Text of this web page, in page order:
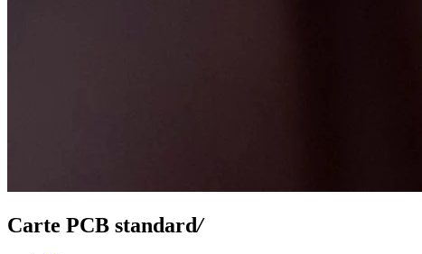
Carte PCB standard/